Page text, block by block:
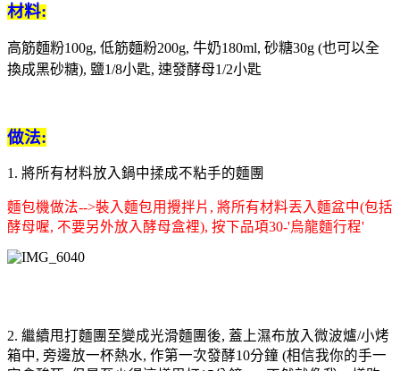
材料:
高筋麵粉100g, 低筋麵粉200g, 牛奶180ml, 砂糖30g (也可以全
換成黑砂糖), 鹽1/8小匙, 速發酵母1/2小匙
做法:
1. 將所有材料放入鍋中揉成不粘手的麵團
麵包機做法-->裝入麵包用攪拌片, 將所有材料丟入麵盆中(包括
酵母喔, 不要另外放入酵母盒裡), 按下品項30-'烏龍麵行程'
2. 繼續甩打麵團至變成光滑麵團後, 蓋上濕布放入微波爐/小烤
箱中, 旁邊放一杯熱水, 作第一次發酵10分鐘 (相信我你的手一